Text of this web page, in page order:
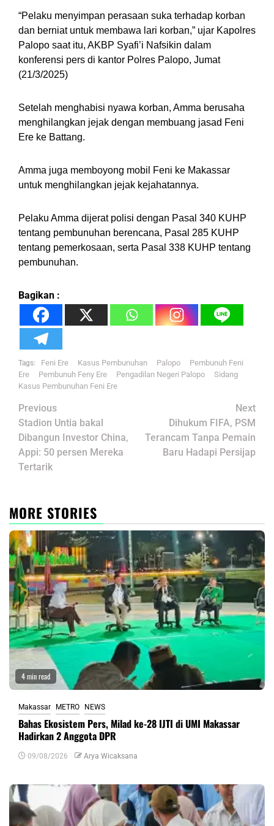
“Pelaku menyimpan perasaan suka terhadap korban
dan berniat untuk membawa lari korban,” ujar Kapolres
Palopo saat itu, AKBP Syafi’i Nafsikin dalam
konferensi pers di kantor Polres Palopo, Jumat
(21/3/2025)
Setelah menghabisi nyawa korban, Amma berusaha
menghilangkan jejak dengan membuang jasad Feni
Ere ke Battang.
Amma juga memboyong mobil Feni ke Makassar
untuk menghilangkan jejak kejahatannya.
Pelaku Amma dijerat polisi dengan Pasal 340 KUHP
tentang pembunuhan berencana, Pasal 285 KUHP
tentang pemerkosaan, serta Pasal 338 KUHP tentang
pembunuhan.
Bagikan :
Tags: Feni Ere Kasus Pembunuhan Palopo
Pembunuh Feni
Ere
Pembunuh Feny Ere Pengadilan Negeri Palopo
Sidang
Kasus Pembunuhan Feni Ere
Post
navigation
Previous
Stadion Untia bakal
Dibangun Investor China,
Appi: 50 persen Mereka
Tertarik
Next
Dihukum FIFA, PSM
Terancam Tanpa Pemain
Baru Hadapi Persijap
MORE STORIES
4 min read
Makassar METRO NEWS
Bahas Ekosistem Pers, Milad ke-28 IJTI di UMI Makassar
Hadirkan 2 Anggota DPR
09/08/2026 Arya Wicaksana